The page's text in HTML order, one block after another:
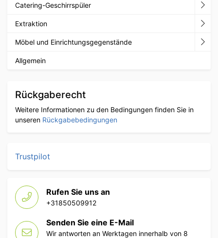
Catering-Geschirrspüler
Extraktion
Möbel und Einrichtungsgegenstände
Allgemein
Rückgaberecht
Weitere Informationen zu den Bedingungen finden Sie in
unseren Rückgabebedingungen
Trustpilot
Rufen Sie uns an
+31850509912
Senden Sie eine E-Mail
Wir antworten an Werktagen innerhalb von 8